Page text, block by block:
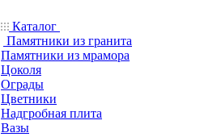
Каталог
Памятники из гранита
Памятники из мрамора
Цоколя
Ограды
Цветники
Надгробная плита
Вазы